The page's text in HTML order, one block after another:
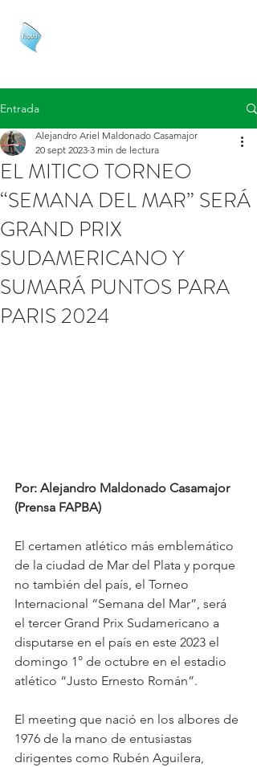
Entrada
EL MITICO TORNEO
“SEMANA DEL MAR” SERÁ
GRAND PRIX
SUDAMERICANO Y
SUMARÁ PUNTOS PARA
PARIS 2024
Alejandro Ariel Maldonado Casamajor
20 sept 2023 3 min de lectura
Por: Alejandro Maldonado Casamajor
(Prensa FAPBA)
El certamen atlético más emblemático
de la ciudad de Mar del Plata y porque
no también del país, el Torneo
Internacional “Semana del Mar”, será
el tercer Grand Prix Sudamericano a
disputarse en el país en este 2023 el
domingo 1° de octubre en el estadio
atlético “Justo Ernesto Román”.
El meeting que nació en los albores de
1976 de la mano de entusiastas
dirigentes como Rubén Aguilera,